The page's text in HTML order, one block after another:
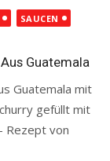
SAUCEN
Guatemala
Guatemala mit
gefüllt mit
Rezept von